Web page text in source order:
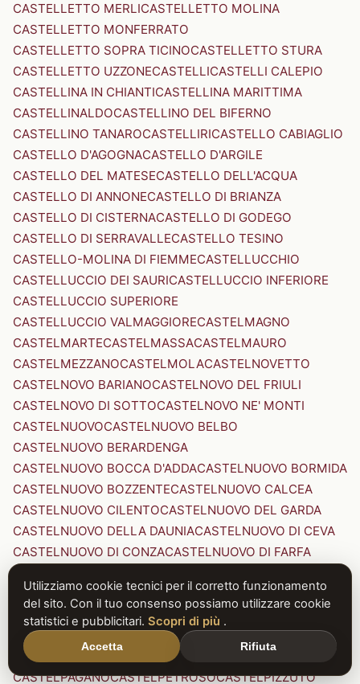
CASTELLETTO MERLICASTELLETTO MOLINA
CASTELLETTO MONFERRATO
CASTELLETTO SOPRA TICINOCASTELLETTO STURA
CASTELLETTO UZZONECASTELLICASTELLI CALEPIO
CASTELLINA IN CHIANTICASTELLINA MARITTIMA
CASTELLINALDOCASTELLINO DEL BIFERNO
CASTELLINO TANAROCASTELLIRICASTELLO CABIAGLIO
CASTELLO D'AGOGNACASTELLO D'ARGILE
CASTELLO DEL MATESECASTELLO DELL'ACQUA
CASTELLO DI ANNONECASTELLO DI BRIANZA
CASTELLO DI CISTERNACASTELLO DI GODEGO
CASTELLO DI SERRAVALLECASTELLO TESINO
CASTELLO-MOLINA DI FIEMMECASTELLUCCHIO
CASTELLUCCIO DEI SAURICASTELLUCCIO INFERIORE
CASTELLUCCIO SUPERIORE
CASTELLUCCIO VALMAGGIORECASTELMAGNO
CASTELMARTECASTELMASSACASTELMAURO
CASTELMEZZANOCASTELMOLACASTELNOVETTO
CASTELNOVO BARIANOCASTELNOVO DEL FRIULI
CASTELNOVO DI SOTTOCASTELNOVO NE' MONTI
CASTELNUOVOCASTELNUOVO BELBO
CASTELNUOVO BERARDENGA
CASTELNUOVO BOCCA D'ADDACASTELNUOVO BORMIDA
CASTELNUOVO BOZZENTECASTELNUOVO CALCEA
CASTELNUOVO CILENTOCASTELNUOVO DEL GARDA
CASTELNUOVO DELLA DAUNIACASTELNUOVO DI CEVA
CASTELNUOVO DI CONZACASTELNUOVO DI FARFA
CASTELNUOVO DI PORTO CASTELNUOVO DON BOSCO
CASTELNUOVO MAGRACASTELNUOVO NIGRA
CASTELNUOVO PARANOCASTELNUOVO RANGONE
CASTELNUOVO SCRIVIA
CASTELNUOVO VAL DI CECINA
CASTELPAGANOCASTELPETROSOCASTELPIZZUTO
Utilizziamo cookie tecnici per il corretto funzionamento
del sito. Con il tuo consenso possiamo utilizzare cookie
statistici e pubblicitari. Scopri di più .
Accetta Rifiuta